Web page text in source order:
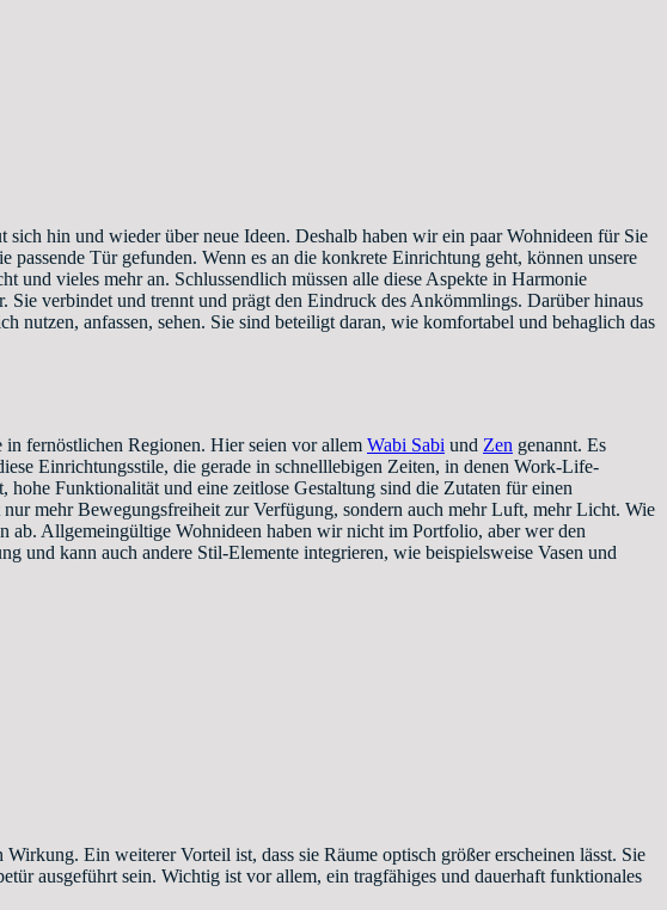
hin und wieder über neue Ideen. Deshalb haben wir ein paar Wohnideen für Sie
Tür gefunden. Wenn es an die konkrete Einrichtung geht, können unsere
und vieles mehr an. Schlussendlich müssen alle diese Aspekte in Harmonie
verbindet und trennt und prägt den Eindruck des Ankömmlings. Darüber hinaus
nutzen, anfassen, sehen. Sie sind beteiligt daran, wie komfortabel und behaglich das
in fernöstlichen Regionen. Hier seien vor allem Wabi Sabi und Zen genannt. Es
Einrichtungsstile, die gerade in schnelllebigen Zeiten, in denen Work-Life-
Funktionalität und eine zeitlose Gestaltung sind die Zutaten für einen
mehr Bewegungsfreiheit zur Verfügung, sondern auch mehr Luft, mehr Licht. Wie
ab. Allgemeingültige Wohnideen haben wir nicht im Portfolio, aber wer den
und kann auch andere Stil-Elemente integrieren, wie beispielsweise Vasen und
Ein weiterer Vorteil ist, dass sie Räume optisch größer erscheinen lässt. Sie
ausgeführt sein. Wichtig ist vor allem, ein tragfähiges und dauerhaft funktionales